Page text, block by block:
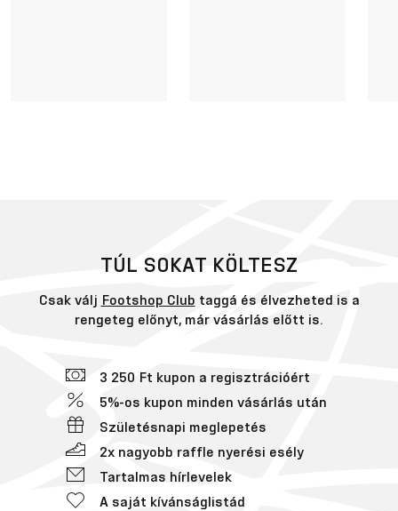
TÚL SOKAT KÖLTESZ
Csak válj Footshop Club taggá és élvezheted is a
rengeteg előnyt, már vásárlás előtt is.
3 250 Ft kupon a regisztrációért
5%-os kupon minden vásárlás után
Születésnapi meglepetés
2x nagyobb raffle nyerési esély
Tartalmas hírlevelek
A saját kívánságlistád